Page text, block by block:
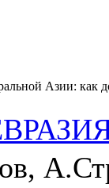
Азии: как